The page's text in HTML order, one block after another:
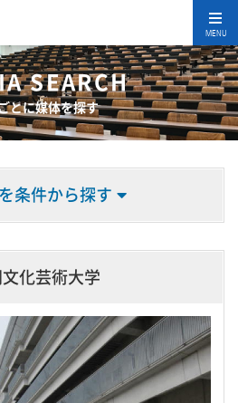
MENU
SEARCH
とに媒体を探す
条件から探す
化芸術大学